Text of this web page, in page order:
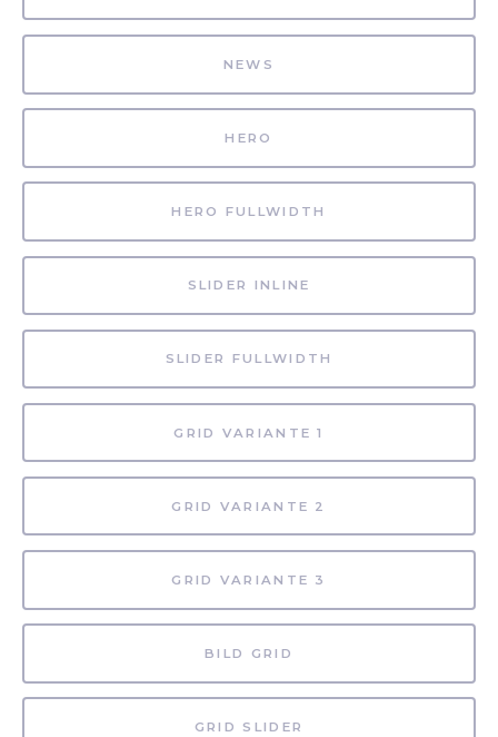
NEWS
HERO
HERO FULLWIDTH
SLIDER INLINE
SLIDER FULLWIDTH
GRID VARIANTE 1
GRID VARIANTE 2
GRID VARIANTE 3
BILD GRID
GRID SLIDER